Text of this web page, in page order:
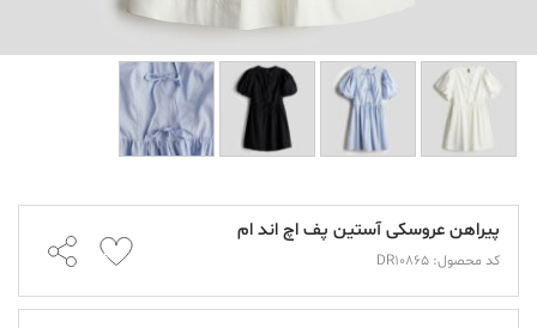
پیراهن عروسکی آستین پف اچ اند ام
کد محصول: DR10865